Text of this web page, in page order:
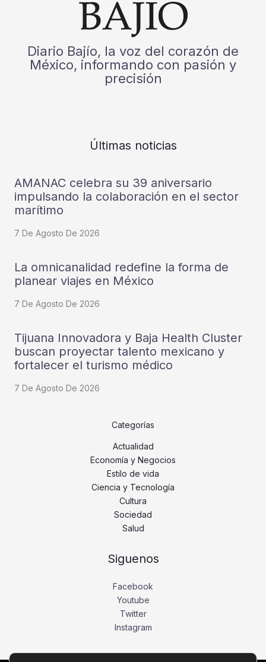
Diario Bajío, la voz del corazón de
México, informando con pasión y
precisión
Últimas noticias
AMANAC celebra su 39 aniversario
impulsando la colaboración en el sector
marítimo
7 De Agosto De 2026
La omnicanalidad redefine la forma de
planear viajes en México
7 De Agosto De 2026
Tijuana Innovadora y Baja Health Cluster
buscan proyectar talento mexicano y
fortalecer el turismo médico
7 De Agosto De 2026
Categorías
Actualidad
Economía y Negocios
Estilo de vida
Ciencia y Tecnología
Cultura
Sociedad
Salud
Siguenos
Facebook
Youtube
Twitter
Instagram